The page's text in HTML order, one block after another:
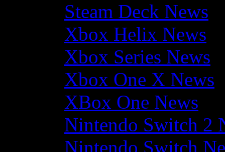
Steam Deck News
Xbox Helix News
Xbox Series News
Xbox One X News
XBox One News
Nintendo Switch 2
Nintendo Switch